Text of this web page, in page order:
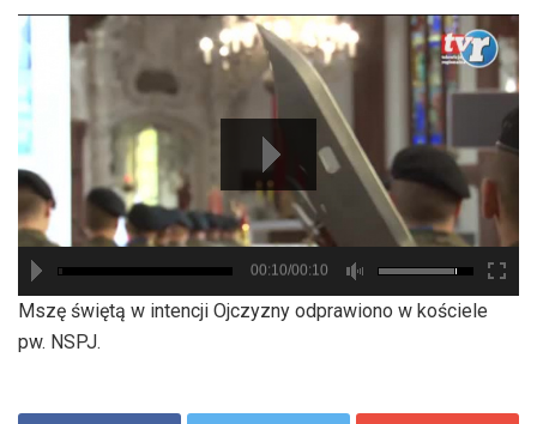
hd2880
hd2160
hd2160
hd1440
highres
hd1080
hd720
medium
00:10/00:10
Mszę świętą w intencji Ojczyzny odprawiono w kościele
pw. NSPJ.